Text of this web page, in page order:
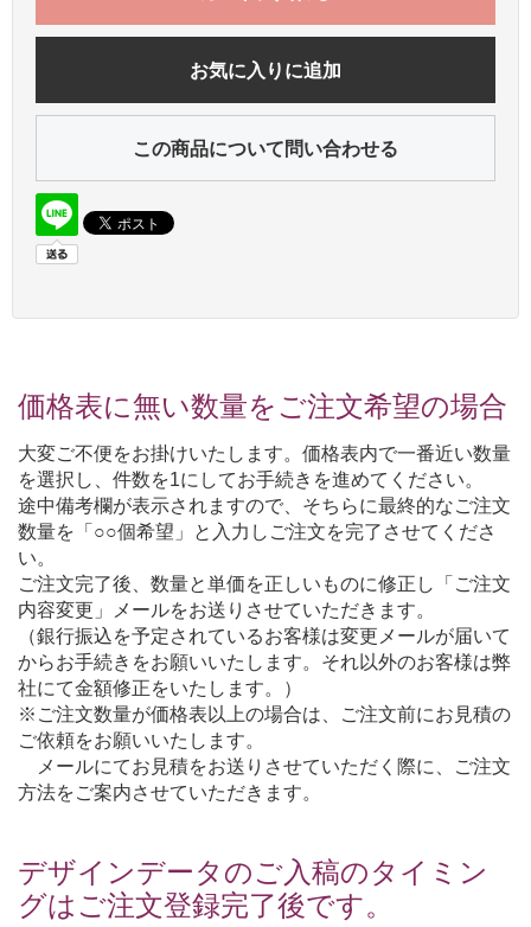
お気に入りに追加
この商品について問い合わせる
価格表に無い数量をご注文希望の場合
大変ご不便をお掛けいたします。価格表内で一番近い数量
を選択し、件数を1にしてお手続きを進めてください。
途中備考欄が表示されますので、そちらに最終的なご注文
数量を「○○個希望」と入力しご注文を完了させてくださ
い。
ご注文完了後、数量と単価を正しいものに修正し「ご注文
内容変更」メールをお送りさせていただきます。
（銀行振込を予定されているお客様は変更メールが届いて
からお手続きをお願いいたします。それ以外のお客様は弊
社にて金額修正をいたします。）
※ご注文数量が価格表以上の場合は、ご注文前にお見積の
ご依頼をお願いいたします。
メールにてお見積をお送りさせていただく際に、ご注文
方法をご案内させていただきます。
デザインデータのご入稿のタイミン
グはご注文登録完了後です。